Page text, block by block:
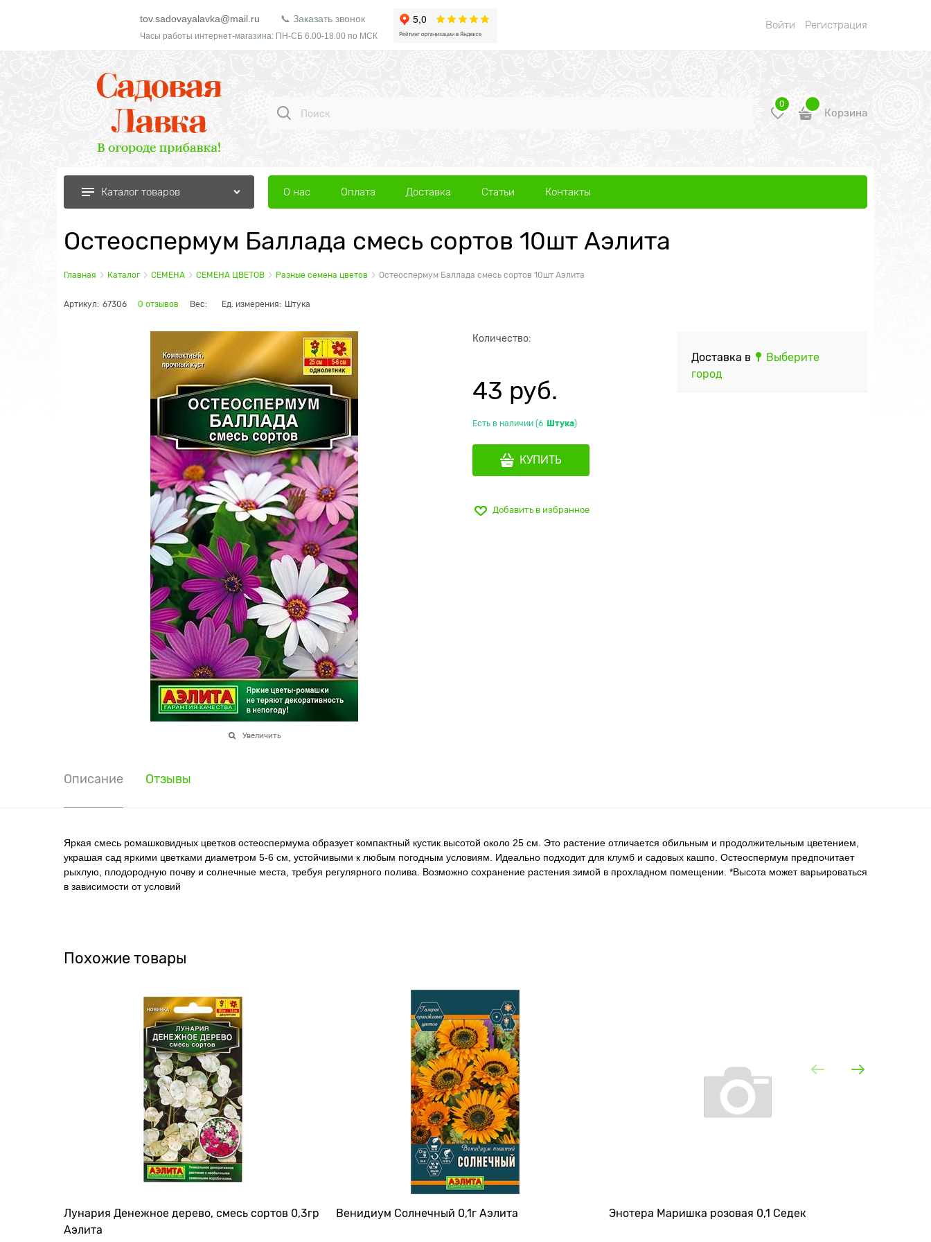
tov.sadovayalavka@mail.ru 📞 Заказать звонок
Часы работы интернет-магазина: ПН-СБ 6.00-18.00 по МСК
Войти Регистрация
0
Корзина
Каталог товаров О нас Оплата Доставка Статьи Контакты
Остеоспермум Баллада смесь сортов 10шт Аэлита
Главная Каталог СЕМЕНА СЕМЕНА ЦВЕТОВ Разные семена цветов Остеоспермум Баллада смесь сортов 10шт Аэлита
Артикул: 67306 0 отзывов Вес: Ед. измерения: Штука
Увеличить
Количество:
43 руб.
Есть в наличии (6 Штука)
КУПИТЬ
Добавить в избранное
Доставка в
Выберите
город
Описание Отзывы
Яркая смесь ромашковидных цветков остеоспермума образует компактный кустик высотой около 25 см. Это растение отличается обильным и продолжительным цветением,
украшая сад яркими цветками диаметром 5-6 см, устойчивыми к любым погодным условиям. Идеально подходит для клумб и садовых кашпо. Остеоспермум предпочитает
рыхлую, плодородную почву и солнечные места, требуя регулярного полива. Возможно сохранение растения зимой в прохладном помещении. *Высота может варьироваться
в зависимости от условий
Похожие товары
Лунария Денежное дерево, смесь сортов 0,3гр
Аэлита
Венидиум Солнечный 0,1г Аэлита Энотера Маришка розовая 0,1 Седек